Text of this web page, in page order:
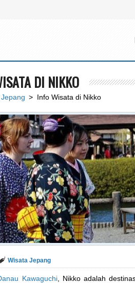
DI NIKKO
> Info Wisata di Nikko
Wisata Jepang
Kawaguchi, Nikko adalah